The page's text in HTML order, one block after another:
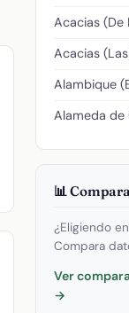
Acacias (De
Acacias
Alambique
Alameda de
📊
¿Eligiendo
Compara
Ver
→